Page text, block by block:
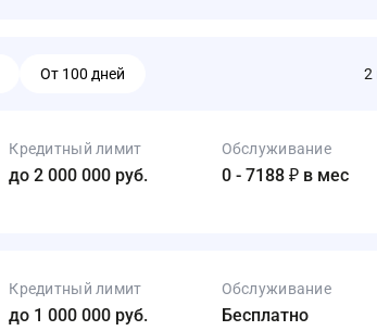
От 100 дней 2
Кредитный лимит
до 2 000 000 руб.
Обслуживание
0 - 7188 ₽ в мес
Кредитный лимит
до 1 000 000 руб.
Обслуживание
Бесплатно